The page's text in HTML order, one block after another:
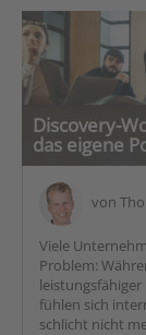
Discovery-
das eigene
von
Viele
Problem:
fühlen sich
schlicht nicht